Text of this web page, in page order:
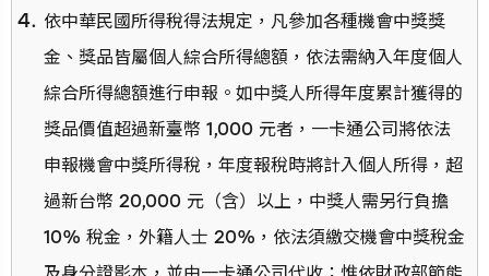
依中華民國所得稅得法規定，凡參加各種機會中獎獎
金、獎品皆屬個人綜合所得總額，依法需納入年度個人
綜合所得總額進行申報。如中獎人所得年度累計獲得的
獎品價值超過新臺幣 1,000 元者，一卡通公司將依法
申報機會中獎所得稅，年度報稅時將計入個人所得，超
過新台幣 20,000 元（含）以上，中獎人需另行負擔
10% 稅金，外籍人士 20%，依法須繳交機會中獎稅金